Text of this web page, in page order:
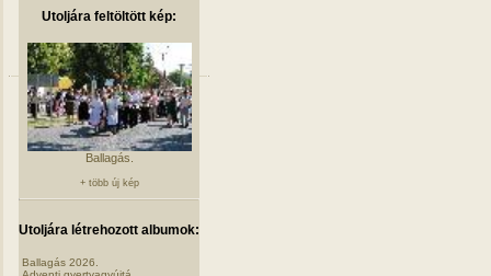
Utoljára feltöltött kép:
Ballagás.
+ több új kép
Utoljára létrehozott albumok:
Ballagás 2026.